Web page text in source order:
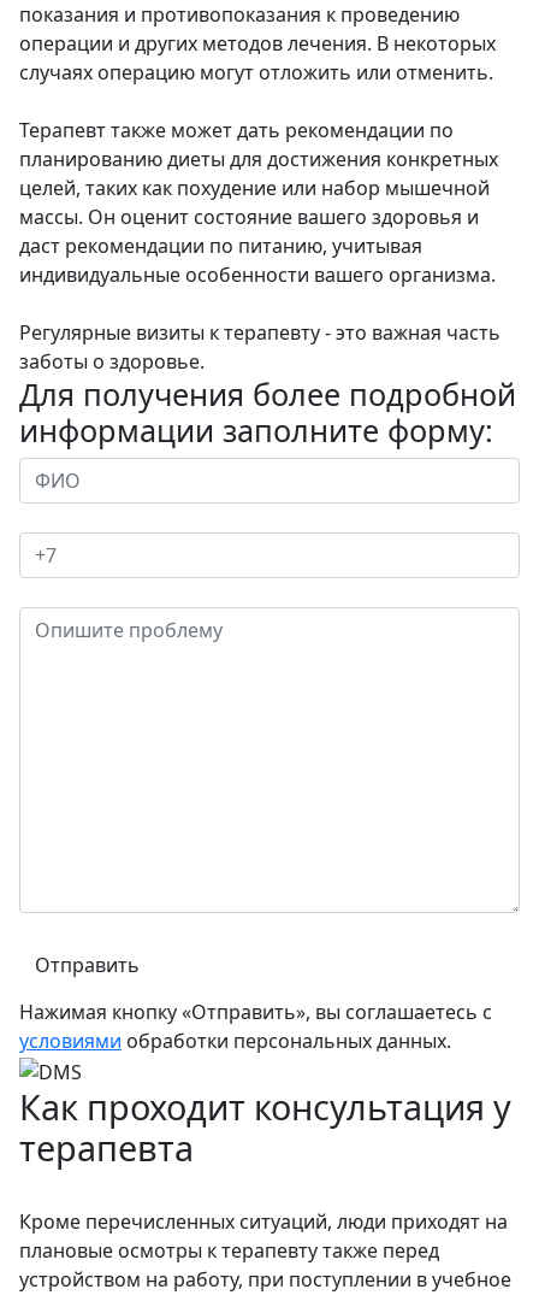
показания и противопоказания к проведению
операции и других методов лечения. В некоторых
случаях операцию могут отложить или отменить.
Терапевт также может дать рекомендации по
планированию диеты для достижения конкретных
целей, таких как похудение или набор мышечной
массы. Он оценит состояние вашего здоровья и
даст рекомендации по питанию, учитывая
индивидуальные особенности вашего организма.
Регулярные визиты к терапевту - это важная часть
заботы о здоровье.
Для получения более подробной
информации заполните форму:
Нажимая кнопку «Отправить», вы соглашаетесь с
условиями обработки персональных данных.
Как проходит консультация у
терапевта
Кроме перечисленных ситуаций, люди приходят на
плановые осмотры к терапевту также перед
устройством на работу, при поступлении в учебное